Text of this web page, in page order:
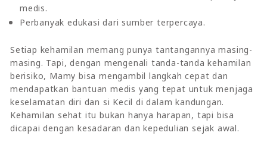
medis.
Perbanyak edukasi dari sumber terpercaya.
Setiap kehamilan memang punya tantangannya masing-
masing. Tapi, dengan mengenali tanda-tanda kehamilan
berisiko, Mamy bisa mengambil langkah cepat dan
mendapatkan bantuan medis yang tepat untuk menjaga
keselamatan diri dan si Kecil di dalam kandungan.
Kehamilan sehat itu bukan hanya harapan, tapi bisa
dicapai dengan kesadaran dan kepedulian sejak awal.